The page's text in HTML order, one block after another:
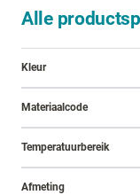
Alle
Kleur
Materiaalcode
Temperatuurbereik
Afmeting